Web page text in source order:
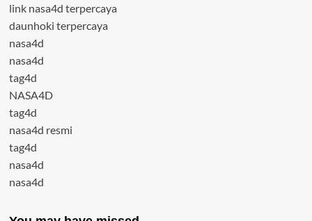
link nasa4d terpercaya
daunhoki terpercaya
nasa4d
nasa4d
tag4d
NASA4D
tag4d
nasa4d resmi
tag4d
nasa4d
nasa4d